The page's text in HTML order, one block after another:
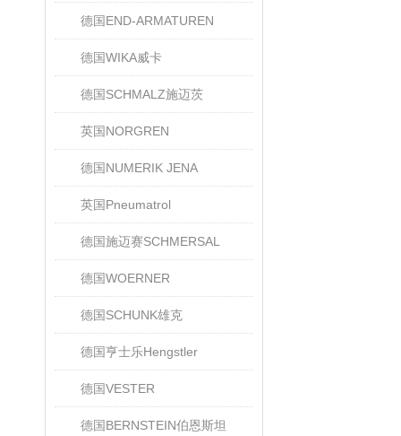
德国END-ARMATUREN
德国WIKA威卡
德国SCHMALZ施迈茨
英国NORGREN
德国NUMERIK JENA
英国Pneumatrol
德国施迈赛SCHMERSAL
德国WOERNER
德国SCHUNK雄克
德国亨士乐Hengstler
德国VESTER
德国BERNSTEIN伯恩斯坦